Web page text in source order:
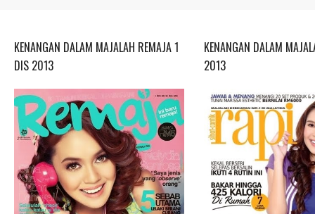
KENANGAN DALAM MAJALAH REMAJA 1
DIS 2013
KENANGAN DALAM
2013